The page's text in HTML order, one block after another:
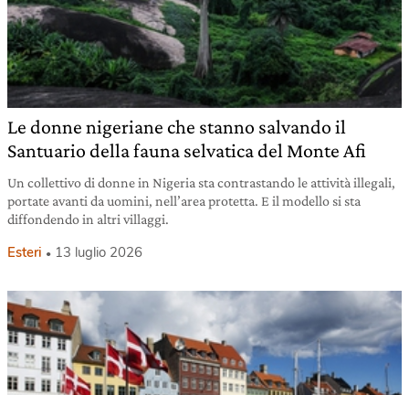
Le donne nigeriane che stanno salvando il
Santuario della fauna selvatica del Monte Afi
Un collettivo di donne in Nigeria sta contrastando le attività illegali,
portate avanti da uomini, nell’area protetta. E il modello si sta
diffondendo in altri villaggi.
Esteri 13 luglio 2026